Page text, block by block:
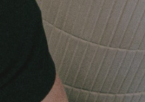
Publicité des actes